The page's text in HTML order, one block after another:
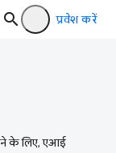
प्रवेश करें
के लिए, एआई